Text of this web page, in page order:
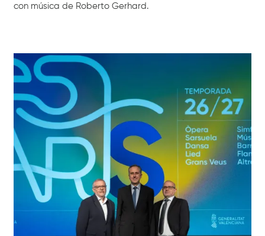
con música de Roberto Gerhard.